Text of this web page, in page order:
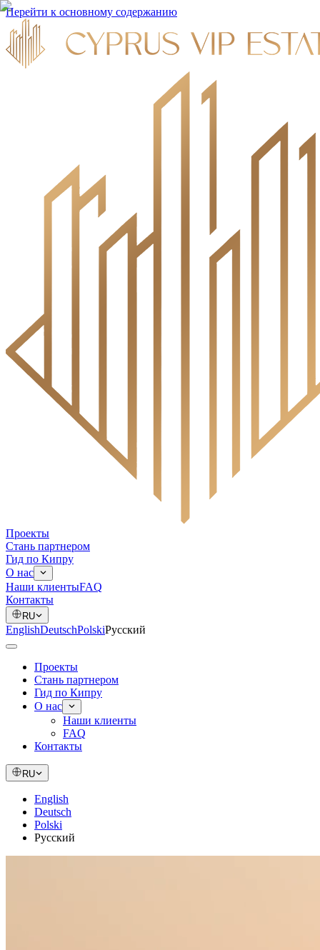
Перейти к основному содержанию
Проекты
Стань партнером
Гид по Кипру
О нас
Наши клиентыFAQ
Контакты
RU
EnglishDeutschPolskiРусский
Проекты
Стань партнером
Гид по Кипру
О нас
Наши клиенты
FAQ
Контакты
RU
English
Deutsch
Polski
Русский